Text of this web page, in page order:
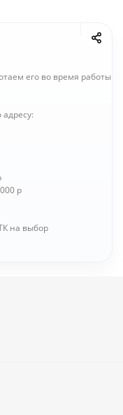
его во время работы
р
на выбор